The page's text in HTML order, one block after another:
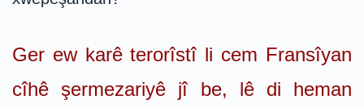
Ger ew karê terorîstî li cem Fransîyan
cîhê şermezariyê jî be, lê di heman